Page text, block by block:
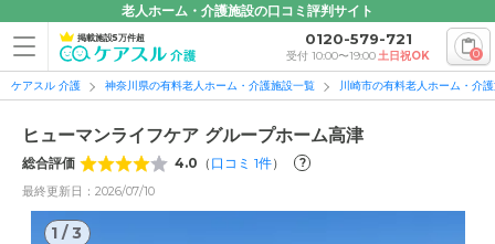
老人ホーム・介護施設の口コミ評判サイト
掲載施設5万件超 0120-579-721
受付 10:00〜19:00土日祝OK 0
ケアスル 介護 神奈川県の有料老人ホーム・介護施設一覧 川崎市の有料老人ホーム・介
ヒューマンライフケア グループホーム高津
総合評価 4.0 （ 口コミ 1件） ?
最終更新日：2026/07/10
1 /3